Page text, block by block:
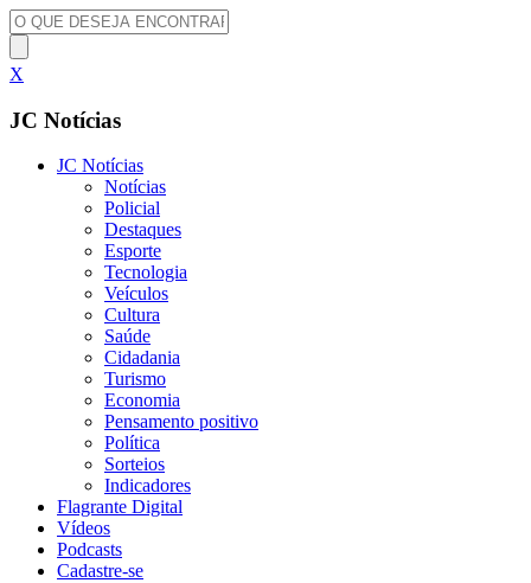
X
JC Notícias
JC Notícias
Notícias
Policial
Destaques
Esporte
Tecnologia
Veículos
Cultura
Saúde
Cidadania
Turismo
Economia
Pensamento positivo
Política
Sorteios
Indicadores
Flagrante Digital
Vídeos
Podcasts
Cadastre-se